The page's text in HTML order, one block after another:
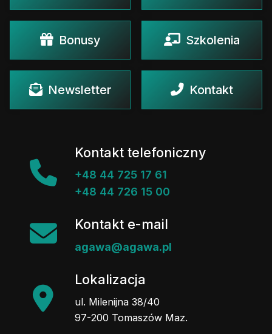
Bonusy Szkolenia
Newsletter Kontakt
Kontakt telefoniczny
+48 44 725 17 61
+48 44 726 15 00
Kontakt e-mail
agawa@agawa.pl
Lokalizacja
ul. Milenijna 38/40
97-200 Tomaszów Maz.